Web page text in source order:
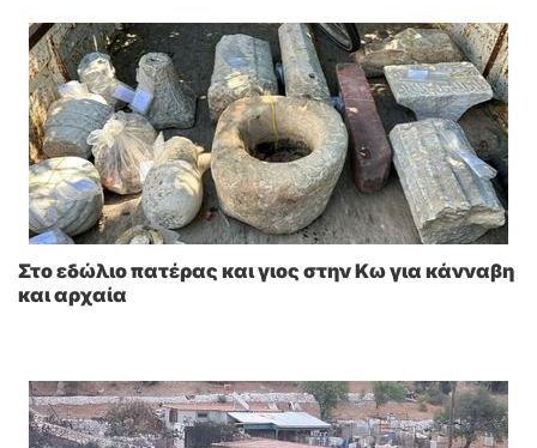
Στο εδώλιο πατέρας και γιος στην Κω για κάνναβη
και αρχαία